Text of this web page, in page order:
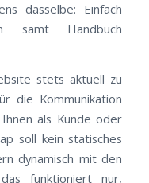
dasselbe: Einfach
samt Handbuch
stets aktuell zu
die Kommunikation
als Kunde oder
soll kein statisches
dynamisch mit den
funktioniert nur,